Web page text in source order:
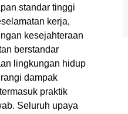
standar tinggi
kerja,
kesejahteraan
berstandar
lingkungan hidup
dampak
praktik
Seluruh upaya